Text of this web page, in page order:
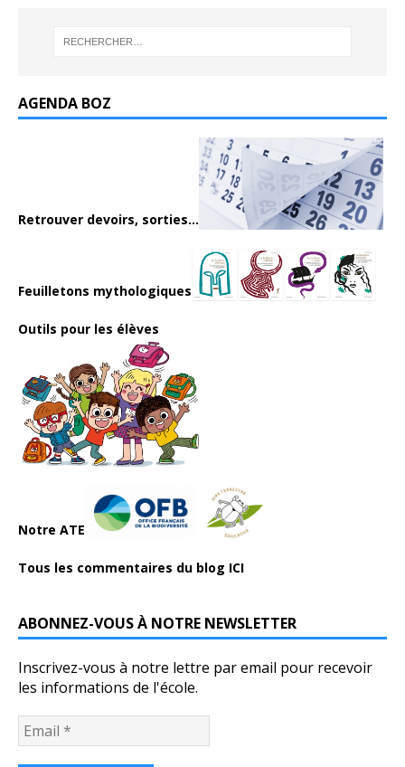
AGENDA BOZ
Retrouver devoirs, sorties...
Feuilletons mythologiques
Outils pour les élèves
Notre ATE
Tous les commentaires du blog ICI
ABONNEZ-VOUS À NOTRE NEWSLETTER
Inscrivez-vous à notre lettre par email pour recevoir
les informations de l'école.